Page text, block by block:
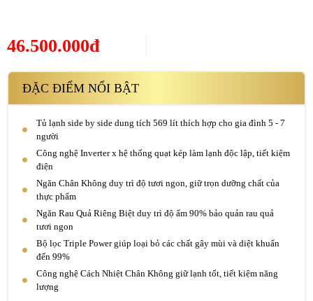
46.500.000đ
ĐẶC ĐIỂM NỔI BẬT
Tủ lạnh side by side dung tích 569 lít thích hợp cho gia đình 5 - 7
người
Công nghệ Inverter x hệ thống quạt kép làm lạnh độc lập, tiết kiệm
điện
Ngăn Chân Không duy trì độ tươi ngon, giữ trọn dưỡng chất của
thực phẩm
Ngăn Rau Quả Riêng Biệt duy trì độ ẩm 90% bảo quản rau quả
tươi ngon
Bộ lọc Triple Power giúp loại bỏ các chất gây mùi và diệt khuẩn
đến 99%
Công nghệ Cách Nhiệt Chân Không giữ lạnh tốt, tiết kiệm năng
lượng